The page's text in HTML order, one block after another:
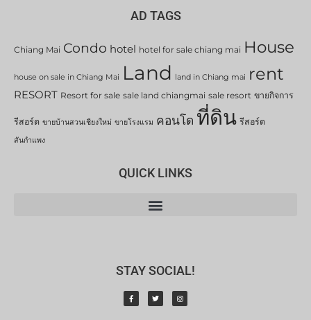
AD TAGS
Chiang Mai Condo hotel hotel for sale chiang mai House
house on sale in Chiang Mai Land land in Chiang mai rent
RESORT Resort for sale sale land chiangmai sale resort ขายกิจการ
รีสอร์ต ขายบ้านสวนเชียงใหม่ ขายโรงแรม คอนโด ที่ดิน รีสอร์ต
สันกำแพง
QUICK LINKS
STAY SOCIAL!